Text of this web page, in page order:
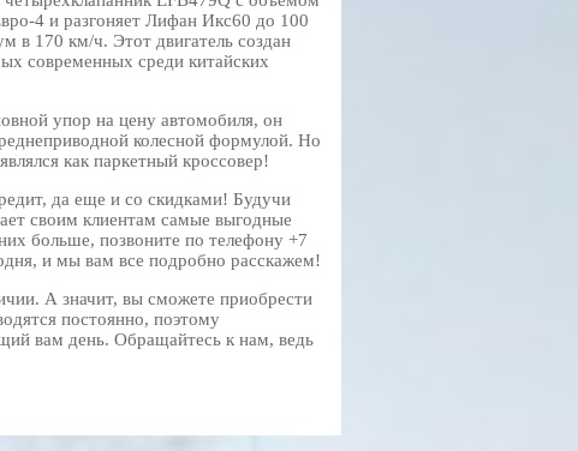
4 и разгоняет Лифан Икс60 до 100
в 170 км/ч. Этот двигатель создан
современных среди китайских
упор на цену автомобиля, он
колесной формулой. Но
как паркетный кроссовер!
да еще и со скидками! Будучи
своим клиентам самые выгодные
больше, позвоните по телефону +7
и мы вам все подробно расскажем!
А значит, вы сможете приобрести
постоянно, поэтому
вам день. Обращайтесь к нам, ведь